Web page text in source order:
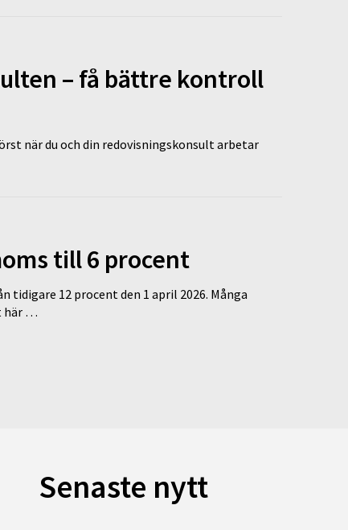
– få bättre kontroll
när du och din redovisningskonsult arbetar
till 6 procent
12 procent den 1 april 2026. Många
här …
Senaste nytt